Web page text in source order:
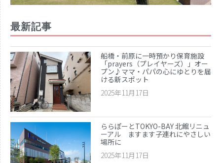
最新記事
船橋・前原に一時預かり保育施設
「prayers（プレイヤーズ）」オー
プン♪ママ・パパの心にゆとりを届
ける新スポット
2025年11月17日
ららぽーとTOKYO-BAY 北館リニュ
ーアル ますます子連れにやさしい
場所に
2025年11月17日